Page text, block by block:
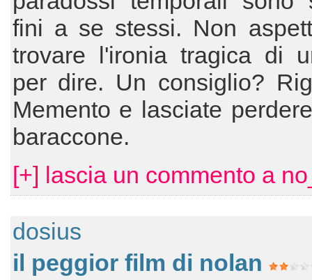
fini a se stessi. Non
trovare l'ironia tragica di
per dire. Un consiglio?
Memento e lasciate
baraccone.
[+] lascia un commento a
dosius
il peggior film di nolan